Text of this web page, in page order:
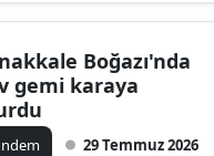
Boğazı'nda
gemi karaya
29 Temmuz 2026